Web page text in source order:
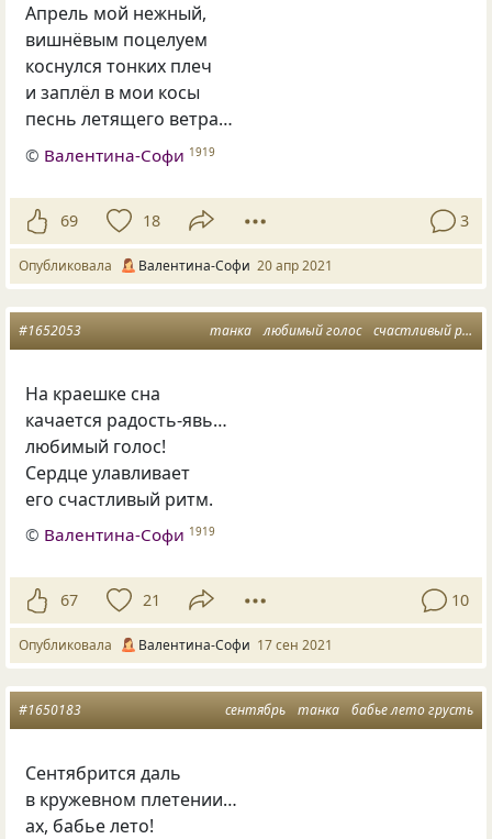
Апрель мой нежный,
вишнёвым поцелуем
коснулся тонких плеч
и заплёл в мои косы
песнь летящего ветра…
© Валентина-Софи 1919
69 18 3
Опубликовала Валентина-Софи 20 апр 2021
танка любимый голос счастливый ритм
#1652053
На краешке сна
качается радость-явь…
любимый голос!
Сердце улавливает
его счастливый ритм.
© Валентина-Софи 1919
67 21 10
Опубликовала Валентина-Софи 17 сен 2021
сентябрь танка бабье лето грусть
#1650183
Сентябрится даль
в кружевном плетении…
ах, бабье лето!